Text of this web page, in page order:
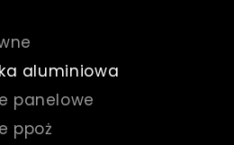
aluminiowa
panelowe
ppoż